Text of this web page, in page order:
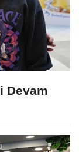
Devam